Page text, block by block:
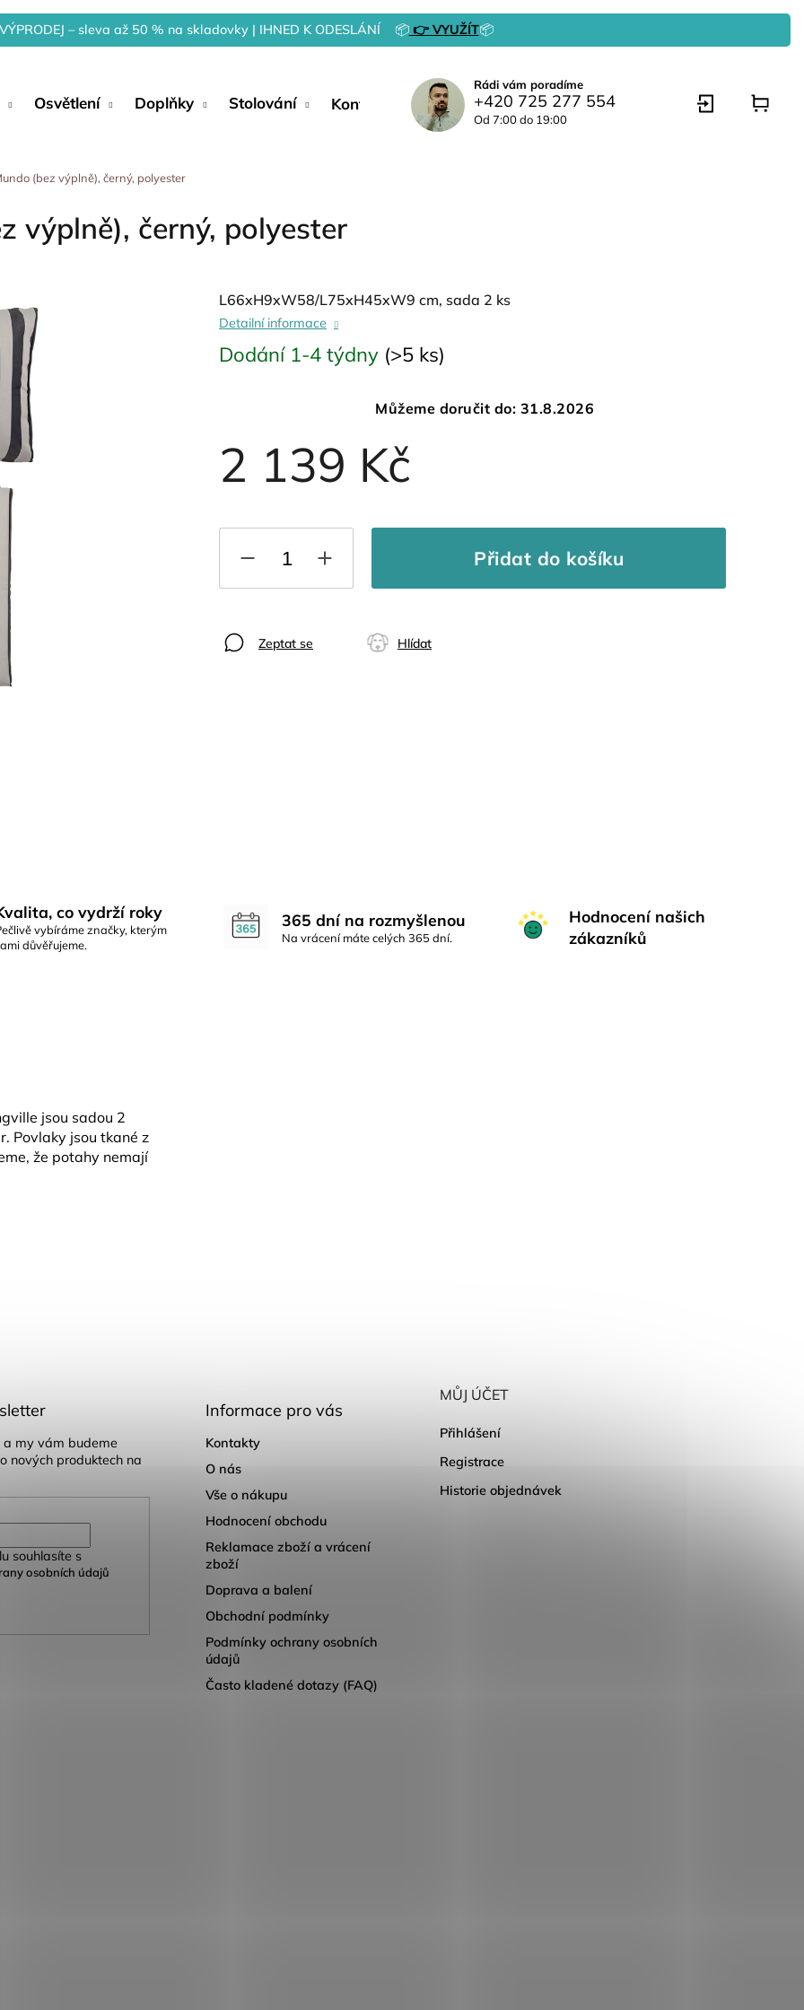
– sleva až 50 % na skladovky | IHNED K ODESLÁNÍ 📦👉 VYUŽÍT📦
Osvětlení Doplňky Stolování Kontakty
Rádi vám poradíme
+420 725 277 554
Od 7:00 do 19:00
(bez výplně), černý, polyester
výplně), černý, polyester
2 139 Kč
Dodání 1-4 týdny (>5 ks)
Můžeme doručit do: 31.8.2026
Přidat do košíku
L66xH9xW58/L75xH45xW9 cm, sada 2 ks
Detailní informace
Zeptat se Hlídat
co vydrží roky
vybíráme značky, kterým
důvěřujeme.
365 dní na rozmyšlenou
Na vrácení máte celých 365 dní.
Hodnocení našich
zákazníků
jsou sadou 2
Povlaky jsou tkané z
že potahy nemají
a my vám budeme
nových produktech na
souhlasíte s
osobních údajů
Informace pro vás
Kontakty
O nás
Vše o nákupu
Hodnocení obchodu
Reklamace zboží a vrácení
zboží
Doprava a balení
Obchodní podmínky
Podmínky ochrany osobních
údajů
Často kladené dotazy (FAQ)
MŮJ ÚČET
Přihlášení
Registrace
Historie objednávek